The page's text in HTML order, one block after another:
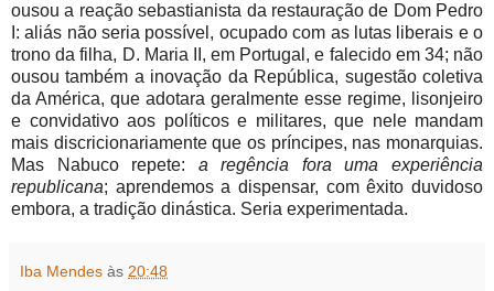
ousou a reação sebastianista da restauração de Dom Pedro
I: aliás não seria possível, ocupado com as lutas liberais e o
trono da filha, D. Maria II, em Portugal, e falecido em 34; não
ousou também a inovação da República, sugestão coletiva
da América, que adotara geralmente esse regime, lisonjeiro
e convidativo aos políticos e militares, que nele mandam
mais discricionariamente que os príncipes, nas monarquias.
Mas Nabuco repete: a regência fora uma experiência
republicana; aprendemos a dispensar, com êxito duvidoso
embora, a tradição dinástica. Seria experimentada.
Iba Mendes às 20:48